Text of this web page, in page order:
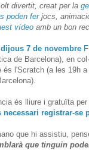
divertit, creat per la
poden ferjocs,
vídeo amb un bon
dijous 7 de novembre
de Barcelona), en
és l'Scratch (a les 19h
és lliure i gratuïta
necessari registrar-se
que hi assistiu,
que tinguin